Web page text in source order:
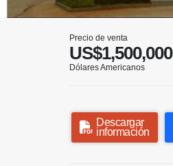
Precio de venta
US$1,500,000
Dólares Americanos
Descargar
información